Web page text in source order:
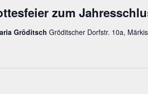
zum
Gröditsch Gröditscher Dorfstr. 10a,